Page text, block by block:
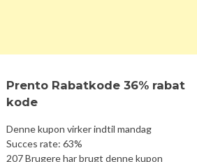
Prento Rabatkode 36% rabat
kode
Denne kupon virker indtil mandag
Succes rate: 63%
207 Brugere har brugt denne kupon